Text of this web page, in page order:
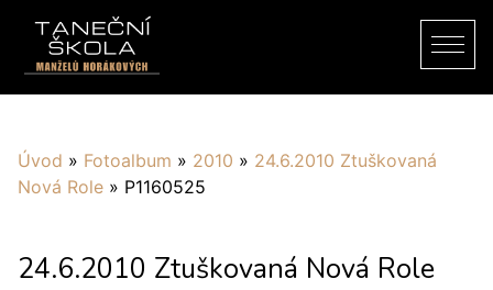
Úvod » Fotoalbum » 2010 » 24.6.2010 Ztuškovaná
Nová Role » P1160525
24.6.2010 Ztuškovaná Nová Role